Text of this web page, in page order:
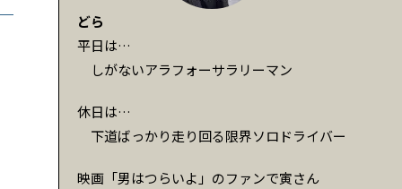
どら
平日は…
しがないアラフォーサラリーマン
休日は…
下道ばっかり走り回る限界ソロドライバー
映画「男はつらいよ」のファンで寅さん